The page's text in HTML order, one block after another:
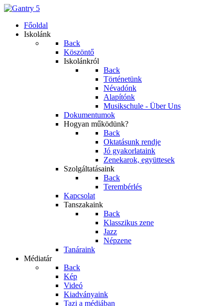
Főoldal
Iskolánk
Back
Köszöntő
Iskolánkról
Back
Történetünk
Névadónk
Alapítónk
Musikschule - Über Uns
Dokumentumok
Hogyan működünk?
Back
Oktatásunk rendje
Jó gyakorlataink
Zenekarok, együttesek
Szolgáltatásaink
Back
Terembérlés
Kapcsolat
Tanszakaink
Back
Klasszikus zene
Jazz
Népzene
Tanáraink
Médiatár
Back
Kép
Videó
Kiadványaink
Tazi a médiában